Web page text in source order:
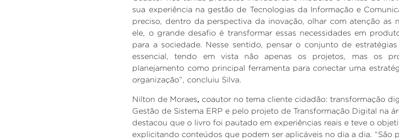
sua experiência na gestão de Tecnologias da Informação e
preciso, dentro da perspectiva da inovação, olhar com atenção as
ele, o grande desafio é transformar essas necessidades em
para a sociedade. Nesse sentido, pensar o conjunto de
essencial, tendo em vista não apenas os projetos, mas os
planejamento como principal ferramenta para conectar uma
organização”, concluiu Silva.
Nilton de Moraes, coautor no tema cliente cidadão: transformação
Gestão de Sistema ERP e pelo projeto de Transformação Digital na
destacou que o livro foi pautado em experiências reais e teve o
explicitando conteúdos que podem ser aplicáveis no dia a dia. “São